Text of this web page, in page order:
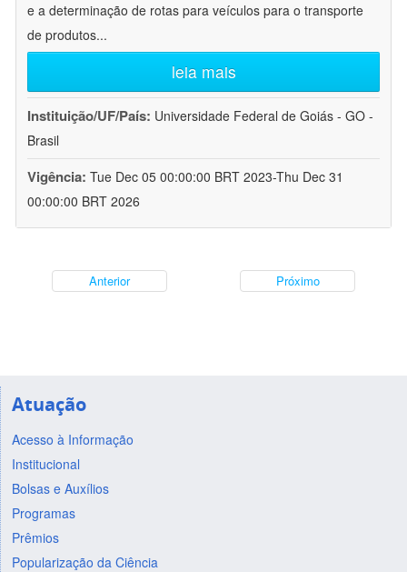
e a determinação de rotas para veículos para o transporte
de produtos...
leia mais
Instituição/UF/País: Universidade Federal de Goiás - GO -
Brasil
Vigência: Tue Dec 05 00:00:00 BRT 2023-Thu Dec 31
00:00:00 BRT 2026
Anterior Próximo
Atuação
Acesso à Informação
Institucional
Bolsas e Auxílios
Programas
Prêmios
Popularização da Ciência